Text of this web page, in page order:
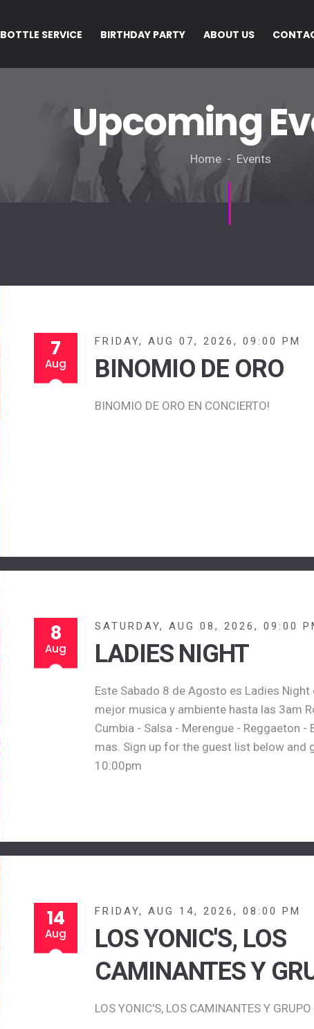
BOTTLE SERVICE BIRTHDAY PARTY ABOUT US
Upcoming
Home - Events
7
Aug
FRIDAY, AUG 07, 2026, 09:00 PM
BINOMIO DE ORO
BINOMIO DE ORO EN CONCIERTO!
8
Aug
SATURDAY, AUG 08, 2026, 09:00
LADIES NIGHT
Este Sabado 8 de Agosto es Ladies Night
mejor musica y ambiente hasta las 3am
Cumbia - Salsa - Merengue - Reggaeton -
mas. Sign up for the guest list below and
10:00pm
14
Aug
FRIDAY, AUG 14, 2026, 08:00 PM
LOS YONIC'S, LOS
CAMINANTES Y
LOS YONIC'S, LOS CAMINANTES Y